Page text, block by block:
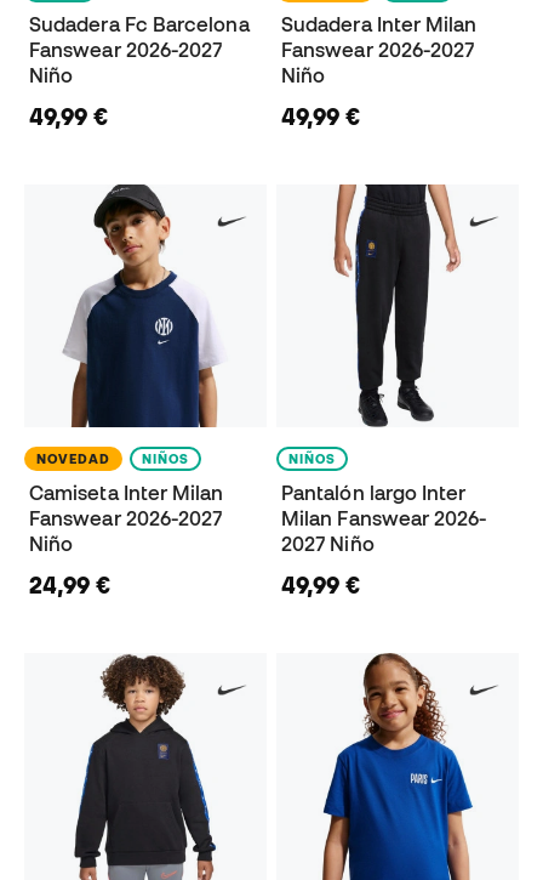
Sudadera Fc Barcelona
Fanswear 2026-2027
Niño
49,99 €
Sudadera Inter Milan
Fanswear 2026-2027
Niño
49,99 €
NOVEDAD NIÑOS
Camiseta Inter Milan
Fanswear 2026-2027
Niño
24,99 €
NIÑOS
Pantalón largo Inter
Milan Fanswear 2026-
2027 Niño
49,99 €